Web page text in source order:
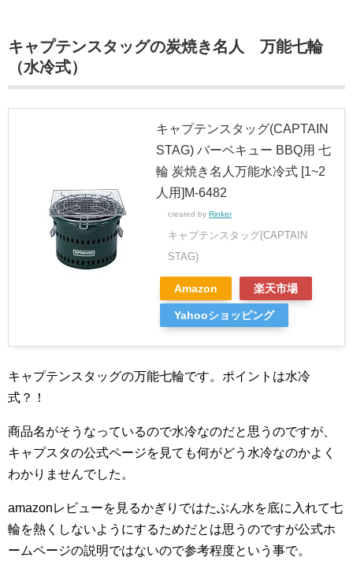
キャプテンスタッグの炭焼き名人 万能七輪
（水冷式）
キャプテンスタッグ(CAPTAIN
STAG) バーベキュー BBQ用 七
輪 炭焼き名人万能水冷式 [1~2
人用]M-6482
created by Rinker
キャプテンスタッグ(CAPTAIN
STAG)
Amazon 楽天市場
Yahooショッピング
キャプテンスタッグの万能七輪です。ポイントは水冷
式？！
商品名がそうなっているので水冷なのだと思うのですが、
キャプスタの公式ページを見ても何がどう水冷なのかよく
わかりませんでした。
amazonレビューを見るかぎりではたぶん水を底に入れて七
輪を熱くしないようにするためだとは思うのですが公式ホ
ームページの説明ではないので参考程度という事で。